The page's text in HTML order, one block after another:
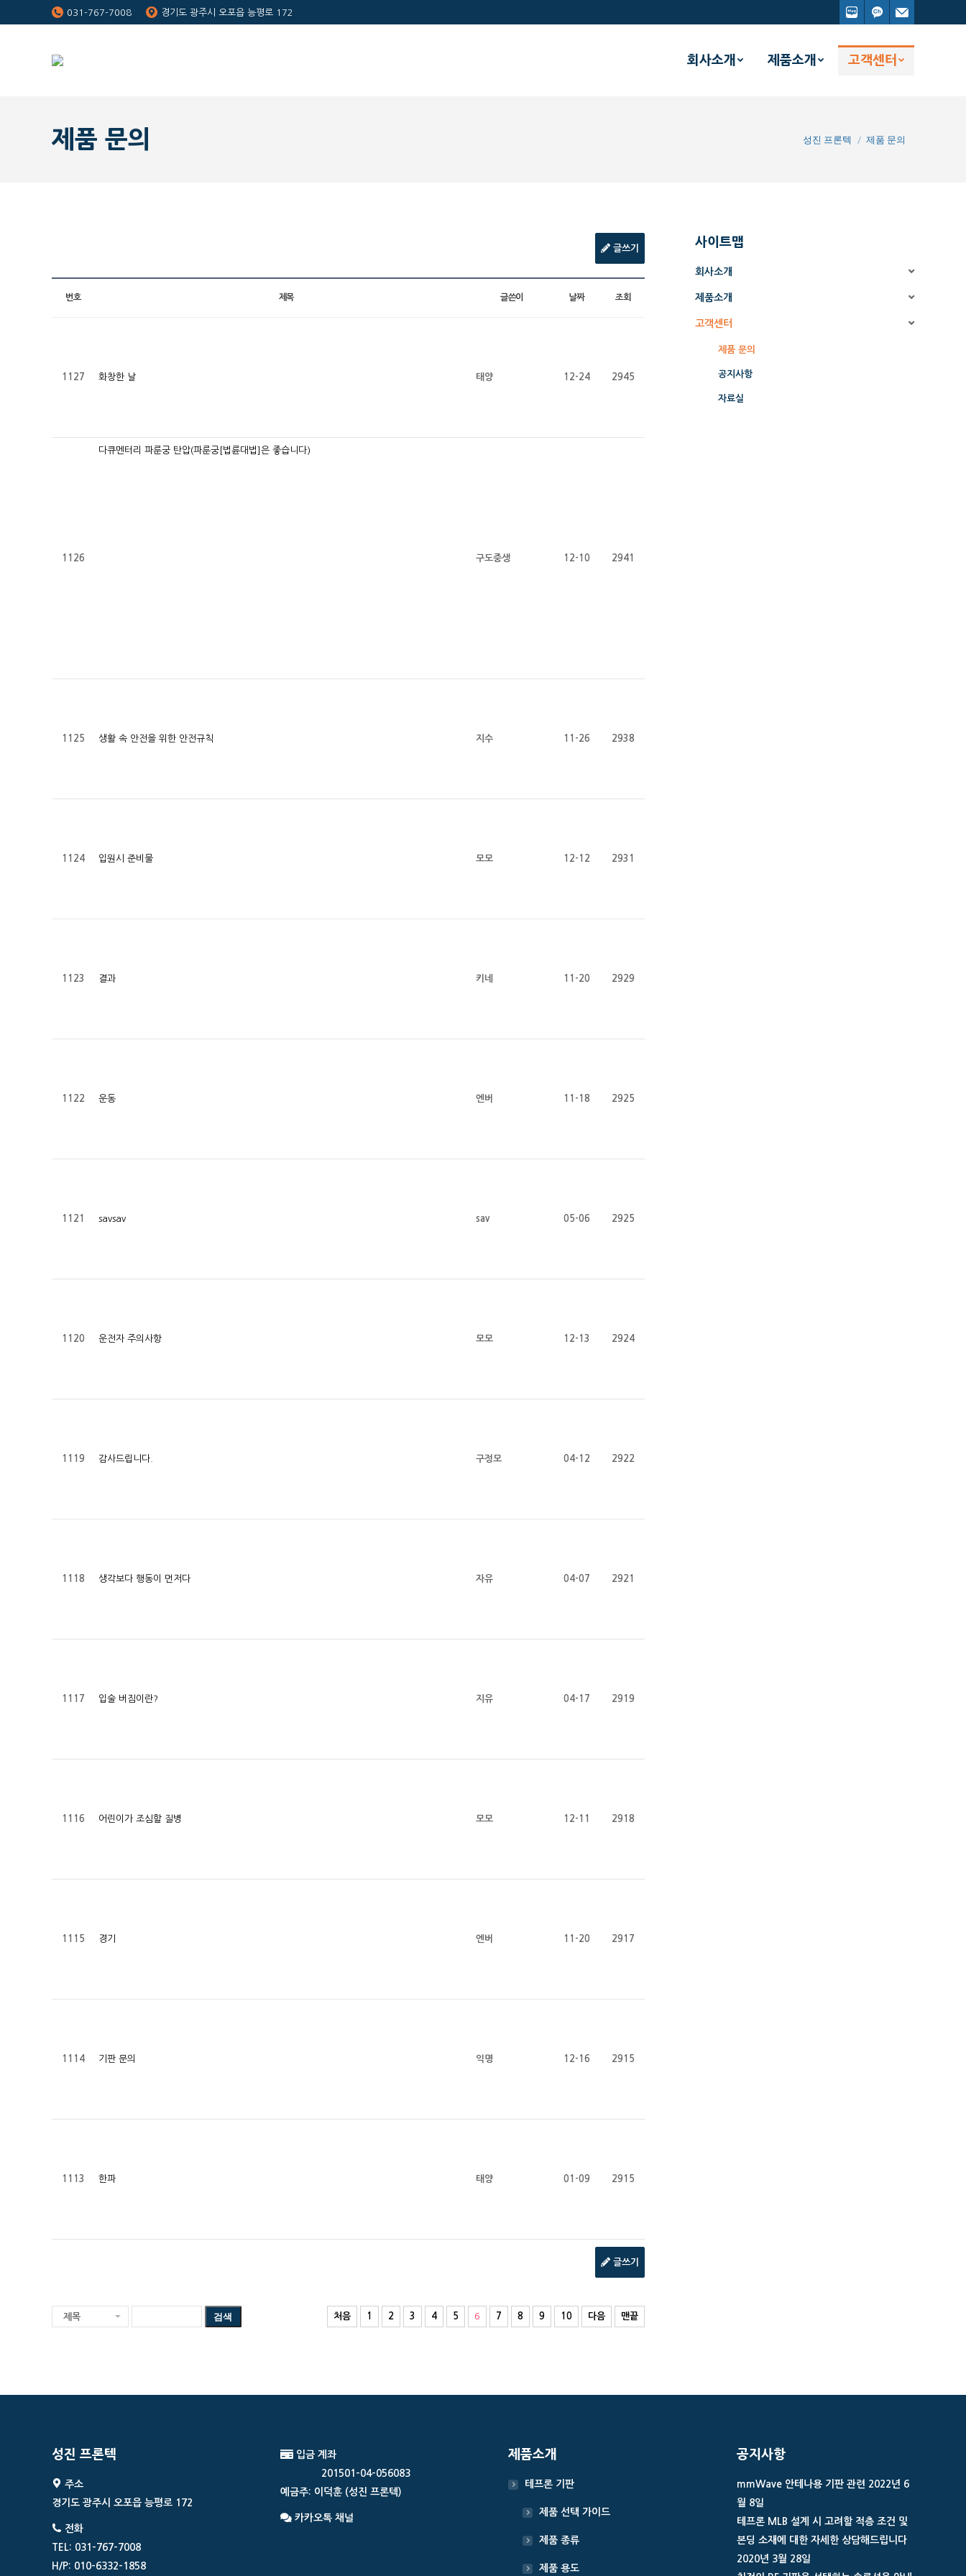
031-767-7008 경기도 광주시 오포읍 능평로 172
회사소개 제품소개 고객센터
제품 문의 You are here:
성진 프론텍 제품 문의
글쓰기
번호 제목 글쓴이 날짜 조회
1127 화창한 날 태양 12-24 2945
1126
다큐멘터리 파룬궁 탄압(파룬궁[법륜대법]은 좋습니다)
구도중생 12-10 2941
1125 생활 속 안전을 위한 안전규칙 지수 11-26 2938
1124 입원시 준비물 모모 12-12 2931
1123 결과 키네 11-20 2929
1122 운동 엔버 11-18 2925
1121 savsav sav 05-06 2925
1120 운전자 주의사항 모모 12-13 2924
1119 감사드립니다. 구정모 04-12 2922
1118 생각보다 행동이 먼저다 자유 04-07 2921
1117 입술 버짐이란? 지유 04-17 2919
1116 어린이가 조심할 질병 모모 12-11 2918
1115 경기 엔버 11-20 2917
1114 기판 문의 익명 12-16 2915
1113 한파 태양 01-09 2915
글쓰기
처음 1 2 3 4 5 6 7 8 9 10 다음 맨끝
사이트맵
회사소개
제품소개
고객센터
제품 문의
공지사항
자료실
성진 프론텍
주소
경기도 광주시 오포읍 능평로 172
전화
TEL: 031-767-7008
H/P: 010-6332-1858
입금 계좌
201501-04-056083
예금주: 이덕훈 (성진 프론텍)
카카오톡 채널
제품소개
테프론 기판
제품 선택 가이드
제품 종류
제품 용도
공지사항
mmWave 안테나용 기판 관련 2022년 6
월 8일
테프론 MLB 설계 시 고려할 적층 조건 및
본딩 소재에 대한 자세한 상담해드립니다
2020년 3월 28일